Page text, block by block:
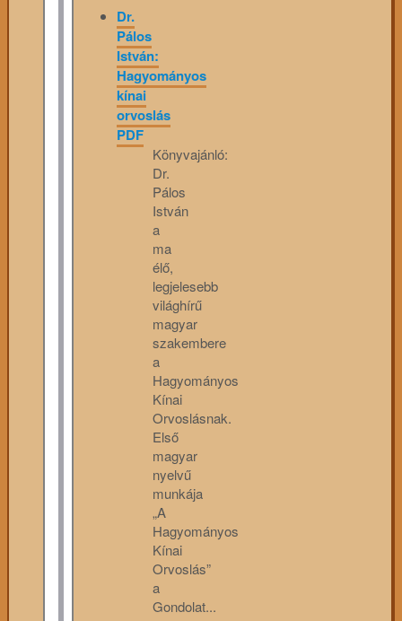
Dr.
Pálos
István:
Hagyományos
kínai
orvoslás
PDF
Könyvajánló:
Dr.
Pálos
István
a
ma
élő,
legjelesebb
világhírű
magyar
szakembere
a
Hagyományos
Kínai
Orvoslásnak.
Első
magyar
nyelvű
munkája
„A
Hagyományos
Kínai
Orvoslás”
a
Gondolat...